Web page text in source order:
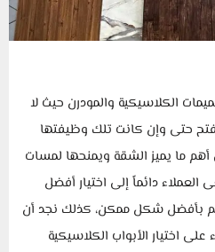
الكلاسيكية والمودرن حيث لا
حتى وإن كانت تلك وظيفتها
ما يميز الشقة ويمنحها لمسات
العملاء دائماً إلى اختيار أفضل
بأفضل شكل ممكن، كذلك نجد أن
اختيار الأبواب الكلاسيكية